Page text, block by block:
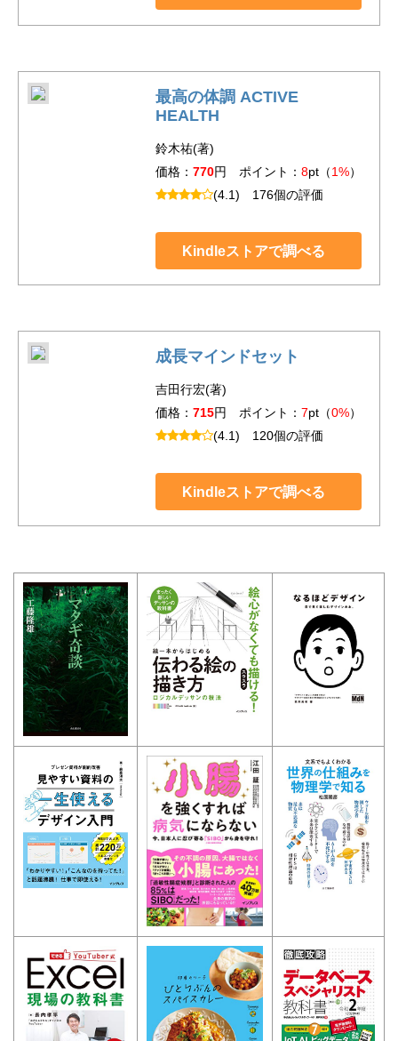
最高の体調 ACTIVE
HEALTH
鈴木祐(著)
価格： 770円 ポイント： 8pt（1%）
(4.1) 176個の評価
Kindleストアで調べる
成長マインドセット
吉田行宏(著)
価格： 715円 ポイント： 7pt（0%）
(4.1) 120個の評価
Kindleストアで調べる